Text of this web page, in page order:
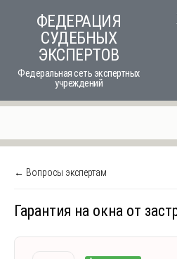
ФЕДЕРАЦИЯ
СУДЕБНЫХ
ЭКСПЕРТОВ
Федеральная сеть экспертных
учреждений
← Вопросы экспертам
Гарантия на окна от